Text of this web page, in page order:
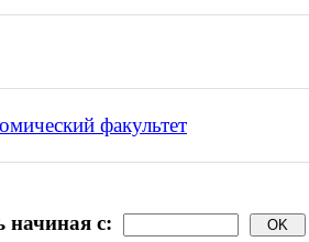
факультет
начиная с: